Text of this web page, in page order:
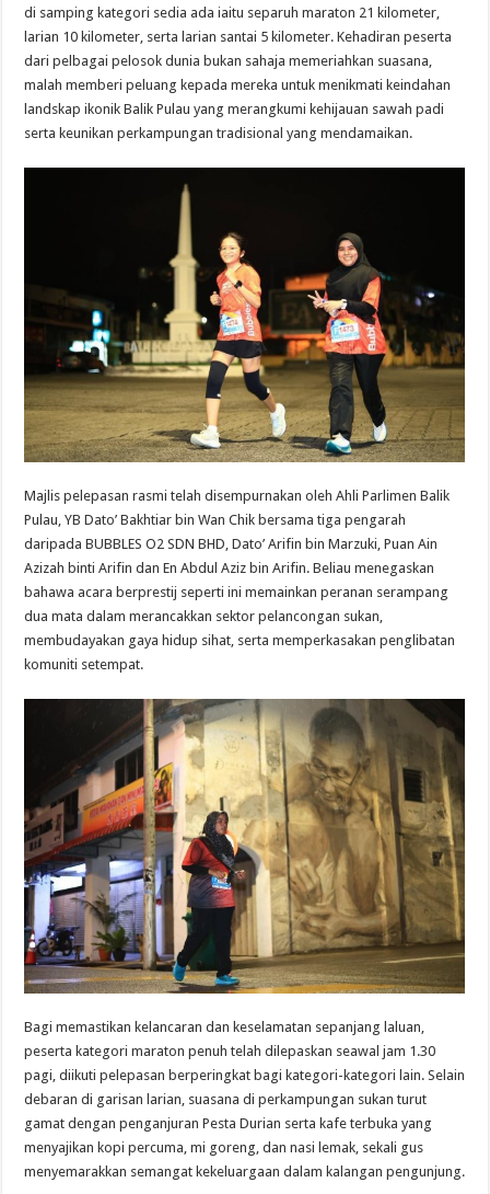
di samping kategori sedia ada iaitu separuh maraton 21 kilometer,
larian 10 kilometer, serta larian santai 5 kilometer. Kehadiran peserta
dari pelbagai pelosok dunia bukan sahaja memeriahkan suasana,
malah memberi peluang kepada mereka untuk menikmati keindahan
landskap ikonik Balik Pulau yang merangkumi kehijauan sawah padi
serta keunikan perkampungan tradisional yang mendamaikan.
Majlis pelepasan rasmi telah disempurnakan oleh Ahli Parlimen Balik
Pulau, YB Dato’ Bakhtiar bin Wan Chik bersama tiga pengarah
daripada BUBBLES O2 SDN BHD, ⁠Dato’ Arifin bin Marzuki, ⁠Puan Ain
Azizah binti Arifin dan ⁠En Abdul Aziz bin Arifin. Beliau menegaskan
bahawa acara berprestij seperti ini memainkan peranan serampang
dua mata dalam merancakkan sektor pelancongan sukan,
membudayakan gaya hidup sihat, serta memperkasakan penglibatan
komuniti setempat.
Bagi memastikan kelancaran dan keselamatan sepanjang laluan,
peserta kategori maraton penuh telah dilepaskan seawal jam 1.30
pagi, diikuti pelepasan berperingkat bagi kategori-kategori lain. Selain
debaran di garisan larian, suasana di perkampungan sukan turut
gamat dengan penganjuran Pesta Durian serta kafe terbuka yang
menyajikan kopi percuma, mi goreng, dan nasi lemak, sekali gus
menyemarakkan semangat kekeluargaan dalam kalangan pengunjung.